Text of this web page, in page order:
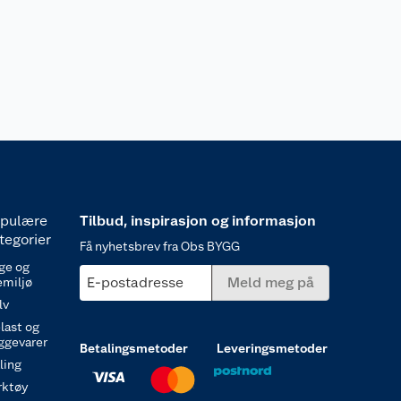
og
og
Tilbud, inspirasjon og informasjon
Få nyhetsbrev fra Obs BYGG
E-postadresse Meld meg på
Betalingsmetoder Leveringsmetoder